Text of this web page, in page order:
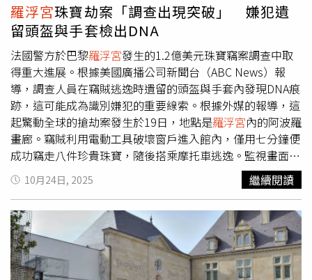
出他曾經花費數週甚至數月蒐集情報，但最終只選取少數目
標下手。他亦坦承過去有些計劃極為激進，幸而未付諸實
施；對此，他表達慶幸之意。對於
涉案且在逃脫時仍帶走八件物品的情況，勞頓描述了那一刻
的腎上腺素與刺激感，但同時強調，興奮之後將面對漫長的
追緝與走私、變現等刑事風險。他預測，由於現場遺留的線
索與博物館可能的內部關聯線索，調查人員仍有相當機會查
明真相。羅浮宮方面與法國警方仍在進行深入調查，力求找
回失竊文物並釐清犯罪手法與同謀關係。國際間對此類博物
館文物安全與保護措施的檢討也再度浮上檯面。勞頓最後表
示，對於這類高曝光度、極具文化與歷史價值的盜竊案，
「被捕與曝光的風險遠大於短暫得手的利益」，並呼籲公眾
和相關單位加強防範與跨國協作，以降低此類事件再次發生
的可能性。
羅浮宮珠寶劫案「調查出現突破」 嫌犯遺
留頭盔與手套檢出DNA
法國警方於巴黎羅浮宮發生的1.2億美元珠寶竊案調查中取
得重大進展。根據美國廣播公司新聞台（ABC News）報
導，調查人員在竊賊逃逸時遺留的頭盔與手套內發現DNA痕
跡，這可能成為識別嫌犯的重要線索。根據外媒的報導，這
起驚動全球的搶劫案發生於19日，地點是羅浮宮內的阿波羅
畫廊。竊賊利用電動工具破壞窗戶進入館內，僅用七分鐘便
成功竊走八件珍貴珠寶，隨後搭乘摩托車逃逸。監視畫面顯
示，兩名嫌犯身穿黃色施工背心，其中一人戴著安全帽、另
一人以巴拉克拉法帽遮臉，顯示行動經過精心策劃。面對各
Cars）22日於法國參議院文化委員會作證時，坦承博物館在
安全防護上存在長期弱點，「我們被打敗了。這起事件對館
方與所有羅浮宮
愛好者而言，都是沉痛的打擊。」德卡爾斯
指出，雖然館內的警報系統與監視攝影機當時均正常運作，
10月24日, 2025 繼續閱讀